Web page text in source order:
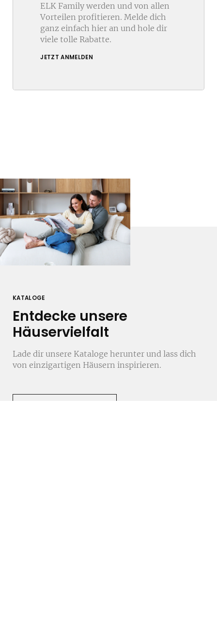
ELK Family werden und von allen
Vorteilen profitieren. Melde dich
ganz einfach hier an und hole dir
viele tolle Rabatte.
JETZT ANMELDEN
KATALOGE
Entdecke unsere
Häuservielfalt
Lade dir unsere Kataloge herunter und lass dich
von einzigartigen Häusern inspirieren.